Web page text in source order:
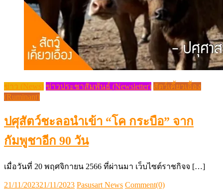
ข่าว (News) ข่าวประชาสัมพันธ์ (Newsletter) สัตว์เคี้ยวเอื้อง
(Ruminant)
ปศุสัตว์ชะลอนำเข้า “โค กระบือ” จาก
กัมพูชาอีก 90 วัน
เมื่อวันที่ 20 พฤศจิกายน 2566 ที่ผ่านมา เว็บไซต์ราชกิจจ […]
Posted
21/11/202321/11/2023 Author
Pasusart News Comment(0)